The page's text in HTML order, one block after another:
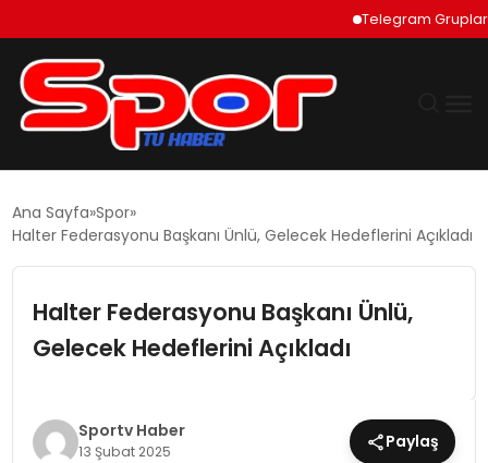
Telegram Grupları
EKONOMI
TEKNOLOJI
Ana Sayfa Spor
Halter Federasyonu Başkanı Ünlü, Gelecek Hedeflerini Açıkladı
Halter Federasyonu Başkanı Ünlü,
Gelecek Hedeflerini Açıkladı
Sportv Haber
13 Şubat 2025 Paylaş